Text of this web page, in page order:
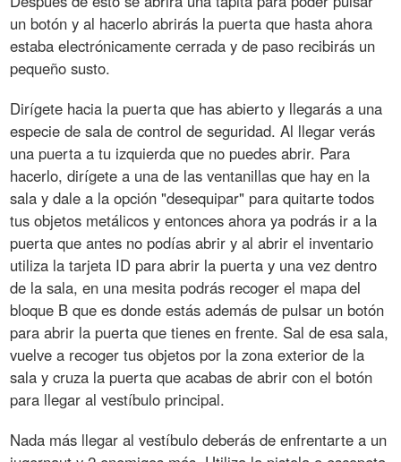
un botón y al hacerlo abrirás la puerta que hasta ahora
estaba electrónicamente cerrada y de paso recibirás un
pequeño susto.
Dirígete hacia la puerta que has abierto y llegarás a una
especie de sala de control de seguridad. Al llegar verás
una puerta a tu izquierda que no puedes abrir. Para
hacerlo, dirígete a una de las ventanillas que hay en la
sala y dale a la opción "desequipar" para quitarte todos
tus objetos metálicos y entonces ahora ya podrás ir a la
puerta que antes no podías abrir y al abrir el inventario
utiliza la tarjeta ID para abrir la puerta y una vez dentro
de la sala, en una mesita podrás recoger el mapa del
bloque B que es donde estás además de pulsar un botón
para abrir la puerta que tienes en frente. Sal de esa sala,
vuelve a recoger tus objetos por la zona exterior de la
sala y cruza la puerta que acabas de abrir con el botón
para llegar al vestíbulo principal.
Nada más llegar al vestíbulo deberás de enfrentarte a un